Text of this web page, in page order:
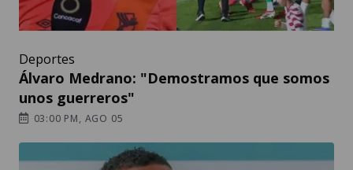
Deportes
Álvaro Medrano: "Demostramos que somos
unos guerreros"
03:00 PM, AGO 05